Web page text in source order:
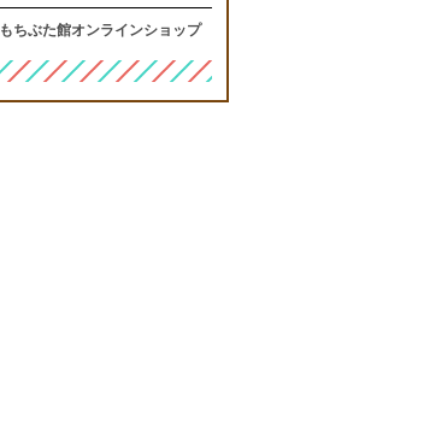
もちぶた館オンラインショップ